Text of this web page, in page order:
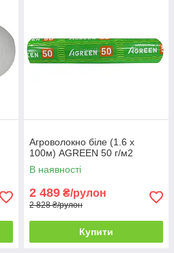
Агроволокно біле (1.6 х
100м) AGREEN 50 г/м2
В наявності
2 489 ₴/рулон
2 828 ₴/рулон
Купити